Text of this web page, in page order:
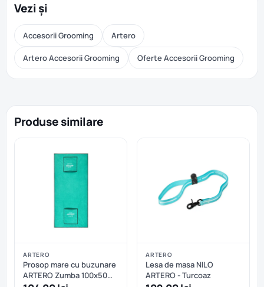
Vezi și
Accesorii Grooming Artero
Artero Accesorii Grooming Oferte Accesorii Grooming
Produse similare
ARTERO
Prosop mare cu buzunare
ARTERO Zumba 100x50
ARTERO
Lesa de masa NILO
ARTERO - Turcoaz